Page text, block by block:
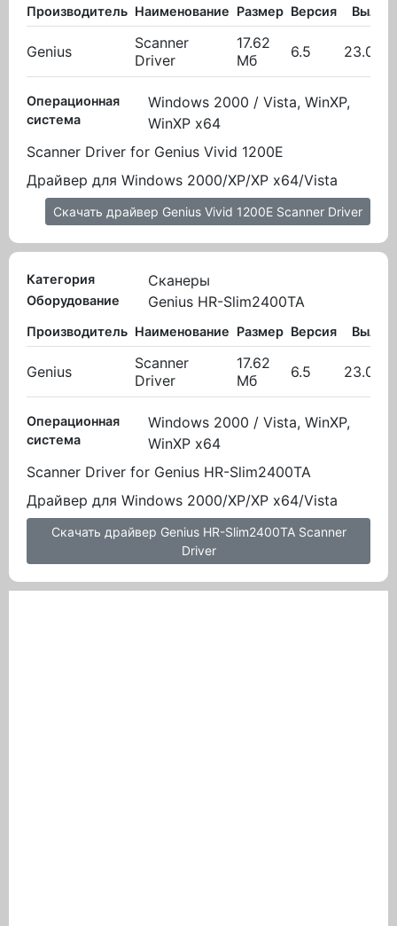
Производитель Наименование Размер Версия
Genius
Scanner
Driver
17.62
Мб
6.5
Операционная
система
Windows 2000 / Vista, WinXP,
WinXP x64
Scanner Driver for Genius Vivid 1200E
Драйвер для Windows 2000/XP/XP x64/Vista
Скачать драйвер Genius Vivid 1200E Scanner Driver
Категория Сканеры
Оборудование Genius HR-Slim2400TA
Производитель Наименование Размер Версия
Genius
Scanner
Driver
17.62
Мб
6.5
Операционная
система
Windows 2000 / Vista, WinXP,
WinXP x64
Scanner Driver for Genius HR-Slim2400TA
Драйвер для Windows 2000/XP/XP x64/Vista
Скачать драйвер Genius HR-Slim2400TA Scanner
Driver